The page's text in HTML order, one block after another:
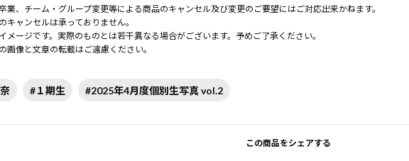
業、チーム・グループ変更等による商品のキャンセル及び変更のご要望にはご対応出来かねます。
キャンセルは承っておりません。
メージです。実際のものとは若干異なる場合がございます。予めご了承ください。
画像と文章の転載はご遠慮ください。
#１期生 #2025年4月度個別生写真 vol.2
この商品をシェアする